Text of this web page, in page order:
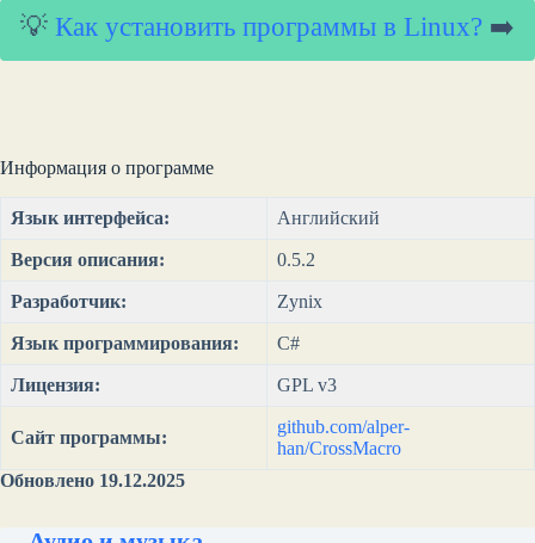
💡 Как установить программы в Linux? ➡️
Информация о программе
Язык интерфейса: Английский
Версия описания: 0.5.2
Разработчик: Zynix
Язык программирования: C#
Лицензия: GPL v3
Сайт программы:
github.com/alper-
han/CrossMacro
Обновлено 19.12.2025